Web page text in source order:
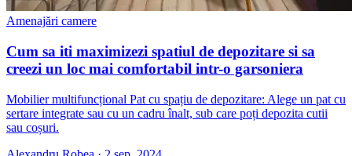
Amenajări camere
Cum sa iti maximizezi spatiul de depozitare si sa
creezi un loc mai comfortabil intr-o garsoniera
Mobilier multifuncțional Pat cu spațiu de depozitare: Alege un pat cu
sertare integrate sau cu un cadru înalt, sub care poți depozita cutii
sau coșuri.